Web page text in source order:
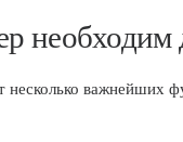
необходим
важнейших